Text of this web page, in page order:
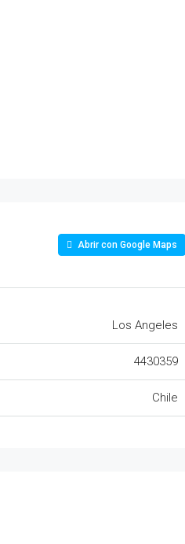
Abrir con Google Maps
Los Angeles
4430359
Chile